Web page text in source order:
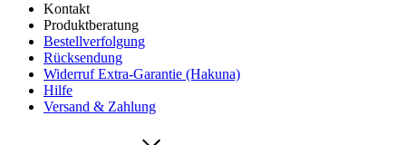
Kontakt
Produktberatung
Bestellverfolgung
Rücksendung
Widerruf Extra-Garantie (Hakuna)
Hilfe
Versand & Zahlung